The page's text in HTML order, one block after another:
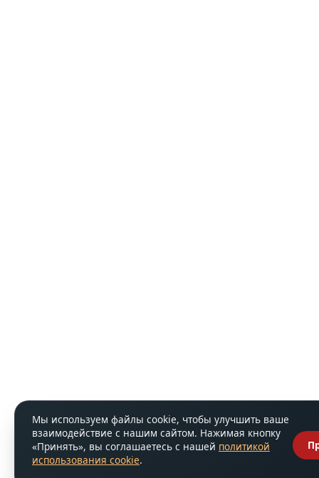
Мы используем файлы cookie, чтобы улучшить ваше
взаимодействие с нашим сайтом. Нажимая кнопку
«Принять», вы соглашаетесь с нашей политикой
использования cookie.